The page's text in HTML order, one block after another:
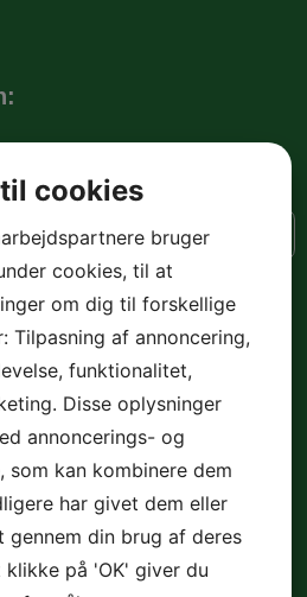
Book nu
cookies
bruger
cookies, til at
om dig til forskellige
Tilpasning af annoncering,
funktionalitet,
Disse oplysninger
annoncerings- og
som kan kombinere dem
har givet dem eller
gennem din brug af deres
klikke på 'OK' giver du